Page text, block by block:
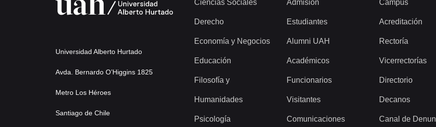
Universidad Alberto Hurtado
Avda. Bernardo O’Higgins 1825
Metro Los Héroes
Santiago de Chile
Ciencias Sociales
Derecho
Economía y Negocios
Educación
Filosofía y
Humanidades
Psicología
Admisión
Estudiantes
Alumni UAH
Académicos
Funcionarios
Visitantes
Comunicaciones
Campus
Acreditación
Rectoría
Vicerrectorías
Directorio
Decanos
Canal de